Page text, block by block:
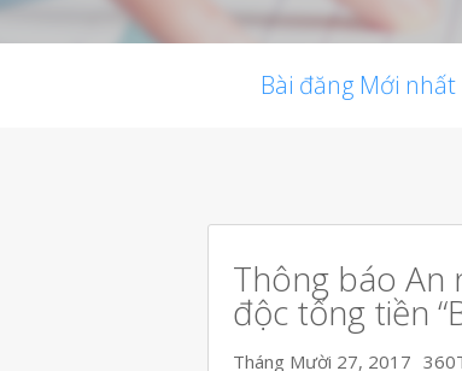
Bài đăng Mới nhất
Thông báo An
độc tống tiền
Tháng Mười 27, 2017